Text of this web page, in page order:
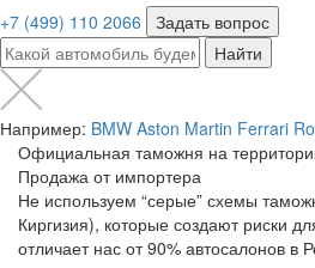
+7 (499) 110 2066
Задать вопрос
Найти
Например: BMW Aston Martin Ferrari
Официальная таможня на
Продажа от импортера
Не используем “серые” схемы
Киргизия), которые создают риски
отличает нас от 90% автосалонов в